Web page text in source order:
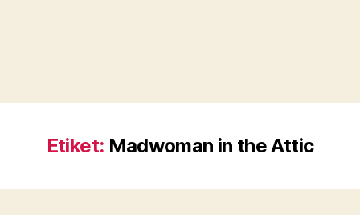
Etiket: Madwoman in the Attic
a